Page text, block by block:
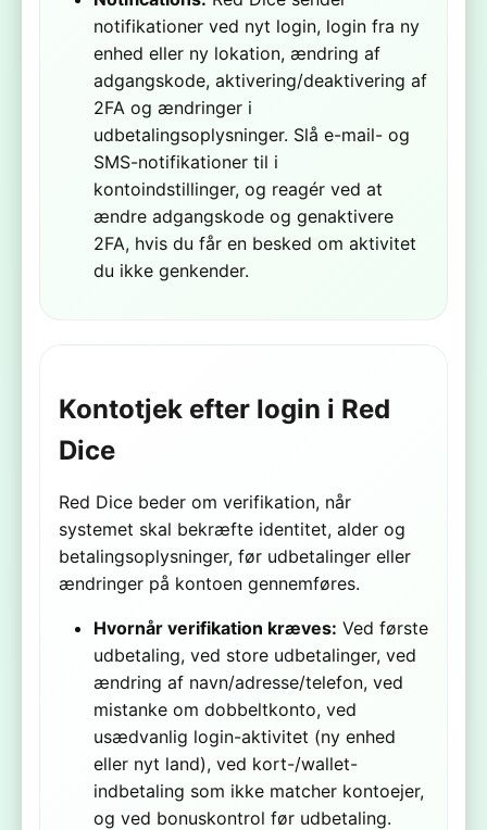
notifikationer ved nyt login, login fra ny
enhed eller ny lokation, ændring af
adgangskode, aktivering/deaktivering af
2FA og ændringer i
udbetalingsoplysninger. Slå e-mail- og
SMS-notifikationer til i
kontoindstillinger, og reagér ved at
ændre adgangskode og genaktivere
2FA, hvis du får en besked om aktivitet
du ikke genkender.
Kontotjek efter login i Red
Dice
Red Dice beder om verifikation, når
systemet skal bekræfte identitet, alder og
betalingsoplysninger, før udbetalinger eller
ændringer på kontoen gennemføres.
Hvornår verifikation kræves: Ved første
udbetaling, ved store udbetalinger, ved
ændring af navn/adresse/telefon, ved
mistanke om dobbeltkonto, ved
usædvanlig login-aktivitet (ny enhed
eller nyt land), ved kort-/wallet-
indbetaling som ikke matcher kontoejer,
og ved bonuskontrol før udbetaling.